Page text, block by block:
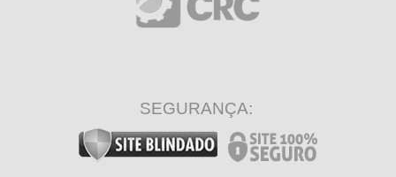
SEGURANÇA: